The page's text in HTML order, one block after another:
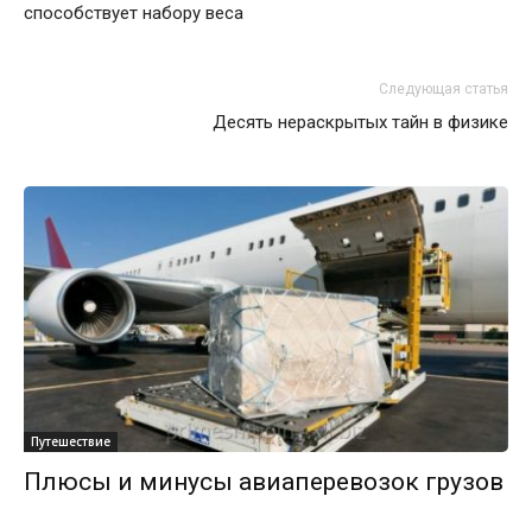
способствует набору веса‍
Следующая статья
Десять нераскрытых тайн в физике
Путешествие
Плюсы и минусы авиаперевозок грузов